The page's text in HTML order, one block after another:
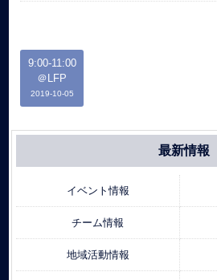
9:00-11:00
＠LFP
2019-10-05
最新情報
イベント情報
チーム情報
地域活動情報